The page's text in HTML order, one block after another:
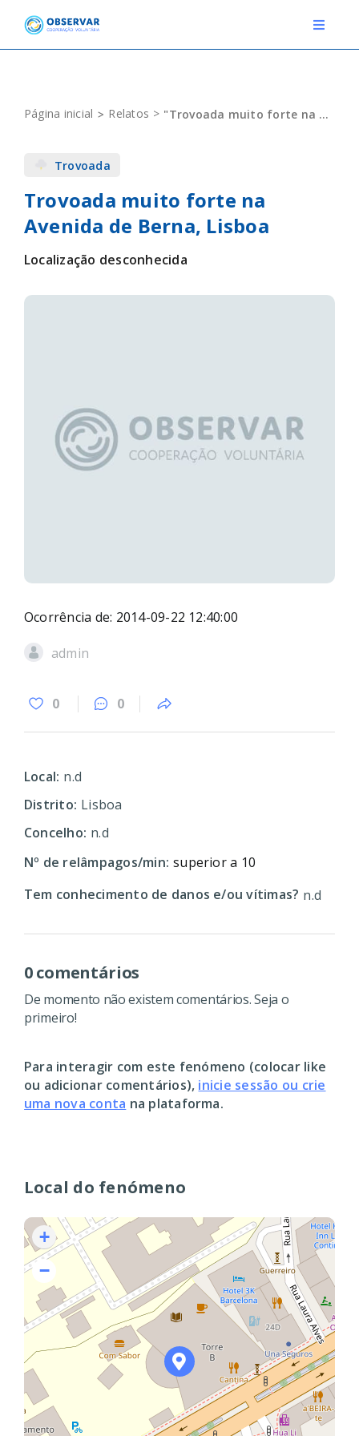
content
Toggle
EVENTOS
DEFINIÇÕES
Página inicial Relatos "Trovoada muito forte na Avenida de Berna, Lisboa"
Local do fenómeno
+
−
Trovoada
Trovoada muito forte na
Avenida de Berna, Lisboa
Localização desconhecida
Ocorrência de: 2014-09-22 12:40:00
admin
0 0
Local: n.d
Distrito: Lisboa
Concelho: n.d
Nº de relâmpagos/min: superior a 10
Tem conhecimento de danos e/ou vítimas? n.d
0 comentários
De momento não existem comentários. Seja o
primeiro!
Para interagir com este fenómeno (colocar like
ou adicionar comentários), inicie sessão ou crie
uma nova conta na plataforma.